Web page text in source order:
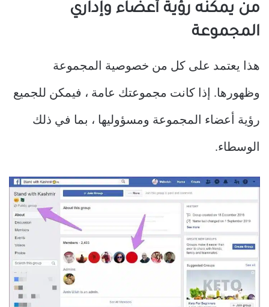
من يمكنه رؤية أعضاء وإداري
المجموعة
هذا يعتمد على كل من خصوصية المجموعة
وظهورها. إذا كانت مجموعتك عامة ، فيمكن للجميع
رؤية أعضاء المجموعة ومسؤوليها ، بما في ذلك
الوسطاء.